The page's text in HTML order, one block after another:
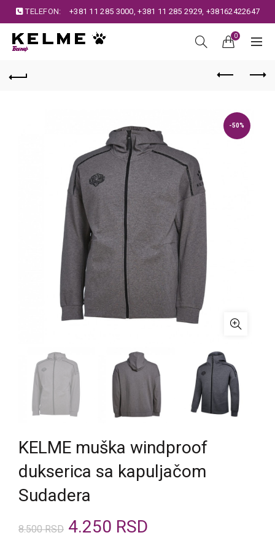
TELEFON: +381 11 285 3000,+381 11 285 2929, +38162422647
0
-50%
KELME muška windproof
dukserica sa kapuljačom
Sudadera
8.500RSD Originalna
4.250 RSD